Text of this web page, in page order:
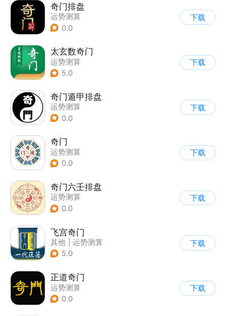
奇门排盘
运势测算
0.0
下载
太玄数奇门
运势测算
5.0
下载
奇门遁甲排盘
运势测算
0.0
下载
奇门
运势测算
0.0
下载
奇门六壬排盘
运势测算
0.0
下载
飞宫奇门
其他
运势测算
5.0
下载
正道奇门
运势测算
0.0
下载